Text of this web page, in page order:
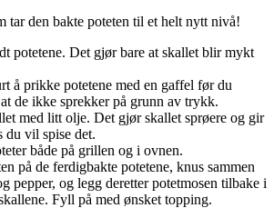
tar den bakte poteten til et helt nytt nivå!
potetene. Det gjør bare at skallet blir mykt
å prikke potetene med en gaffel før du
de ikke sprekker på grunn av trykk.
med litt olje. Det gjør skallet sprøere og gir
du vil spise det.
både på grillen og i ovnen.
på de ferdigbakte potetene, knus sammen
pepper, og legg deretter potetmosen tilbake i
Fyll på med ønsket topping.